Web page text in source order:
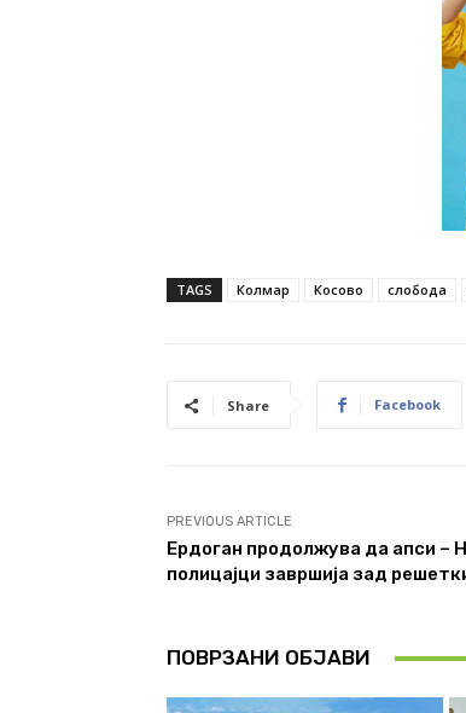
TAGS Колмар Косово слобода
Share Facebook
PREVIOUS ARTICLE
Ердоган продолжува да апси –
полицајци завршија зад
ПОВРЗАНИ ОБЈАВИ